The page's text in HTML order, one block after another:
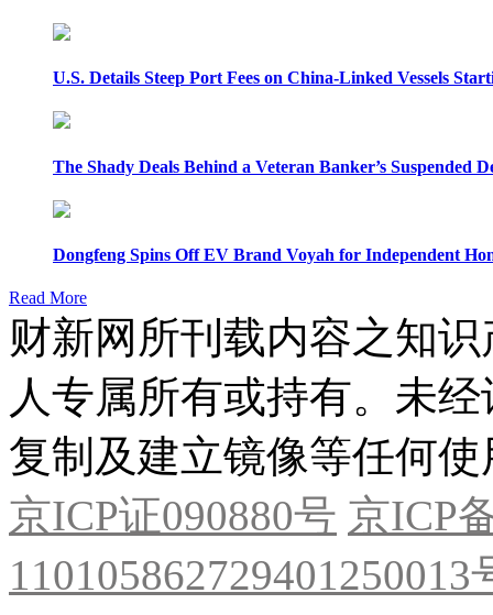
U.S. Details Steep Port Fees on China-Linked Vessels
The Shady Deals Behind a Veteran Banker’s Suspended
Dongfeng Spins Off EV Brand Voyah for Independent
Read More
财新网所刊载内容之知
人专属所有或持有。未
复制及建立镜像等任何使
京ICP证090880号 京ICP